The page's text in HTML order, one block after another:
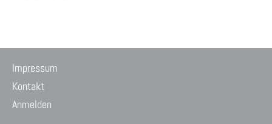
Impressum
Kontakt
Anmelden